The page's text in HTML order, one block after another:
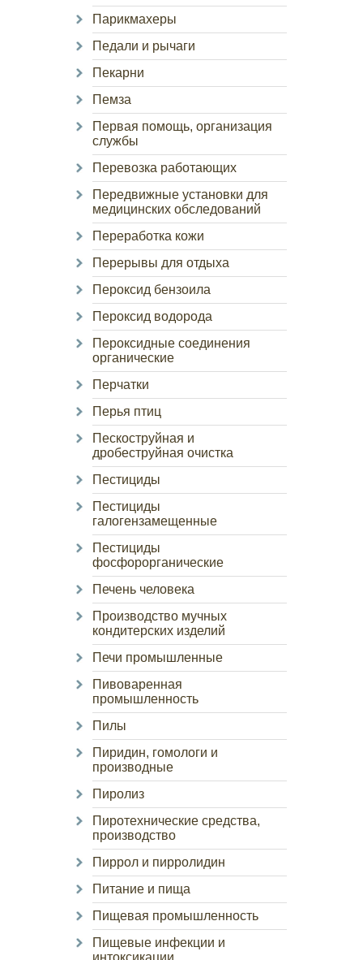
Парикмахеры
Педали и рычаги
Пекарни
Пемза
Первая помощь, организация
службы
Перевозка работающих
Передвижные установки для
медицинских обследований
Переработка кожи
Перерывы для отдыха
Пероксид бензоила
Пероксид водорода
Пероксидные соединения
органические
Перчатки
Перья птиц
Пескоструйная и
дробеструйная очистка
Пестициды
Пестициды
галогензамещенные
Пестициды
фосфорорганические
Печень человека
Производство мучных
кондитерских изделий
Печи промышленные
Пивоваренная
промышленность
Пилы
Пиридин, гомологи и
производные
Пиролиз
Пиротехнические средства,
производство
Пиррол и пирролидин
Питание и пища
Пищевая промышленность
Пищевые инфекции и
интоксикации